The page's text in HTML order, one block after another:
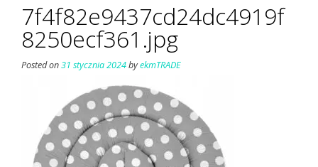
7f4f82e9437cd24dc4919f
8250ecf361.jpg
Posted on31 stycznia 2024byekmTRADE